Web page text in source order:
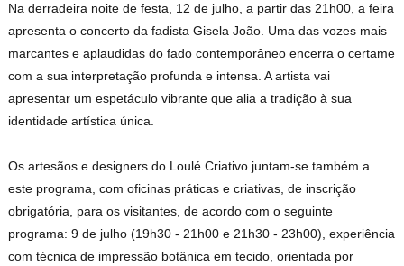
Na derradeira noite de festa, 12 de julho, a partir das 21h00, a feira
apresenta o concerto da fadista Gisela João. Uma das vozes mais
marcantes e aplaudidas do fado contemporâneo encerra o certame
com a sua interpretação profunda e intensa. A artista vai
apresentar um espetáculo vibrante que alia a tradição à sua
identidade artística única.
Os artesãos e designers do Loulé Criativo juntam-se também a
este programa, com oficinas práticas e criativas, de inscrição
obrigatória, para os visitantes, de acordo com o seguinte
programa: 9 de julho (19h30 - 21h00 e 21h30 - 23h00), experiência
com técnica de impressão botânica em tecido, orientada por